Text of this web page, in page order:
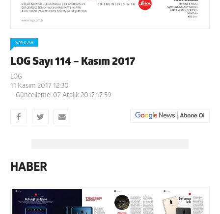
SAYILAR
LOG Sayı 114 – Kasım 2017
LOG
11 Kasım 2017 12:30
- Güncelleme: 07 Aralık 2017 17:59
HABER